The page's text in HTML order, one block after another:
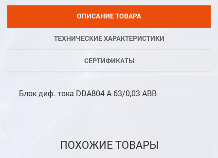
ОПИСАНИЕ ТОВАРА
ТЕХНИЧЕСКИЕ ХАРАКТЕРИСТИКИ
СЕРТИФИКАТЫ
Блок диф. тока DDA804 A-63/0,03 ABB
ПОХОЖИЕ ТОВАРЫ